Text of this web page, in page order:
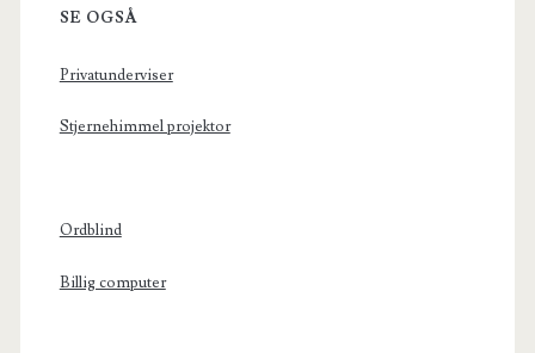
SE OGSÅ
Privatunderviser
Stjernehimmel projektor
Ordblind
Billig computer